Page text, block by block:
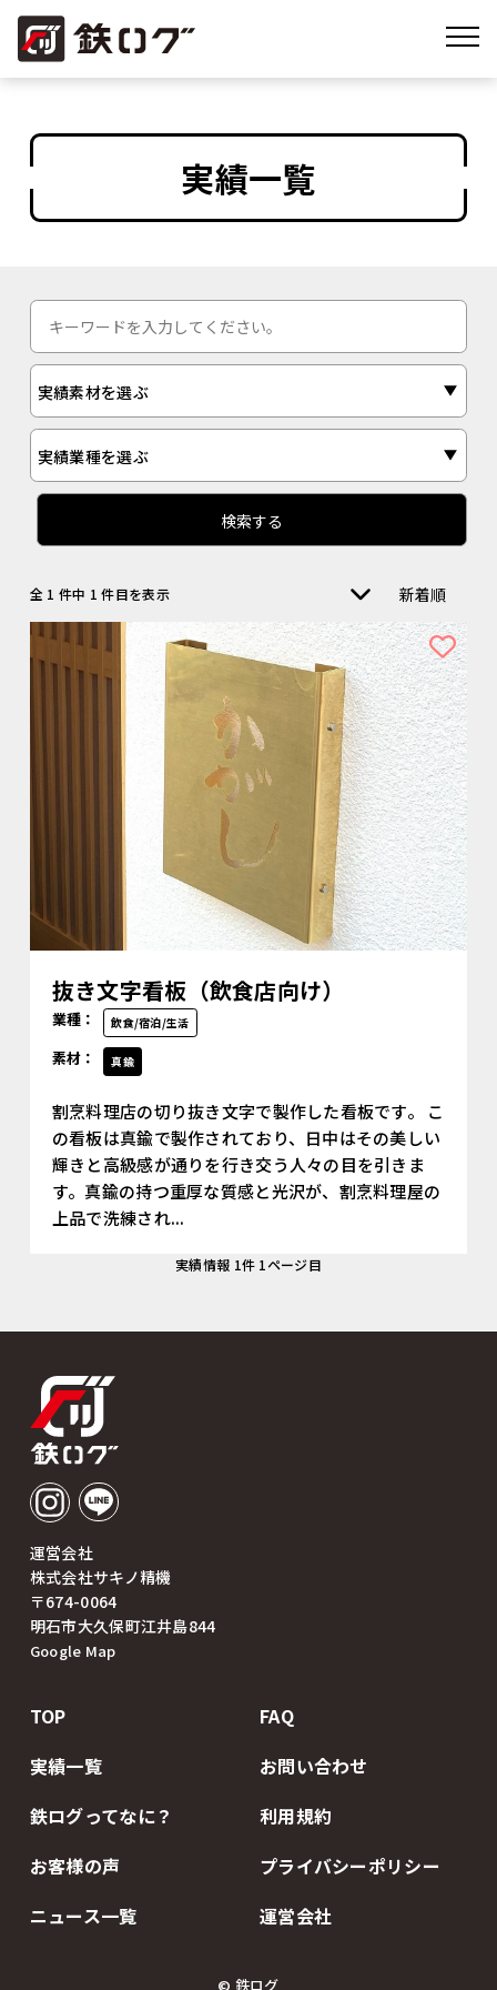
実績一覧
実績素材を選ぶ
実績業種を選ぶ
検索する
新着順
全 1 件中 1 件目を表示
抜き文字看板（飲食店向け）
業種： 飲食/宿泊/生活
素材： 真鍮
割烹料理店の切り抜き文字で製作した看板です。 こ
の看板は真鍮で製作されており、日中はその美しい
輝きと高級感が通りを行き交う人々の目を引きま
す。真鍮の持つ重厚な質感と光沢が、割烹料理屋の
上品で洗練され...
実績情報 1件 1ページ目
運営会社
株式会社サキノ精機
〒674-0064
明石市大久保町江井島844
Google Map
TOP
実績一覧
鉄ログってなに？
お客様の声
ニュース一覧
FAQ
お問い合わせ
利用規約
プライバシーポリシー
運営会社
© 鉄ログ